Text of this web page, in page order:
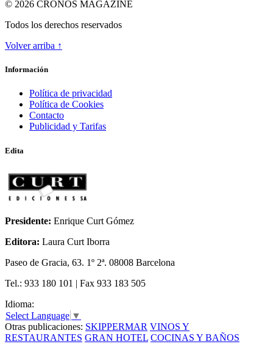
© 2026 CRONOS MAGAZINE
Todos los derechos reservados
Volver arriba ↑
Información
Política de privacidad
Política de Cookies
Contacto
Publicidad y Tarifas
Edita
Presidente: Enrique Curt Gómez
Editora: Laura Curt Iborra
Paseo de Gracia, 63. 1º 2ª. 08008 Barcelona
Tel.: 933 180 101 | Fax 933 183 505
Idioma:
Select Language ▼
Otras publicaciones: SKIPPERMAR VINOS Y
RESTAURANTES GRAN HOTEL COCINAS Y BAÑOS